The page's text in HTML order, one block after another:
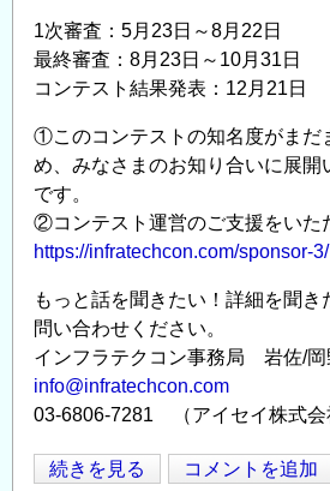
1次審査：5月23日～8月22日
最終審査：8月23日～10月31日
コンテスト結果発表：12月21日
①このコンテストの知名度がまだ
め、みなさまのお知り合いに展開
です。
②コンテスト運営のご支援をいた
https://infratechcon.com/sponsor-3/
もっと話を聞きたい！詳細を聞
問い合わせください。
インフラテクコン事務局 岩佐/岡
info@infratechcon.com
03-6806-7281 （アイセイ株式会
イ
続きを見る コメントを追加